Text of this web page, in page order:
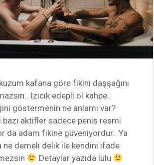
kafana göre fikini daşşağını
Izıcık edepli ol kahpe..
göstermenin ne anlamı var?
bazı aktifler sadece penis resmi
da adam fikine güveniyordur.. Ya
ne demeli delik ile kendini ifade
Detaylar yazıda lulu